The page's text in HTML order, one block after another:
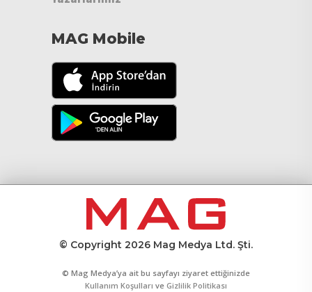
MAG Mobile
© Copyright 2026 Mag Medya Ltd. Şti.
© Mag Medya’ya ait bu sayfayı ziyaret ettiğinizde
Kullanım Koşulları ve Gizlilik Politikası